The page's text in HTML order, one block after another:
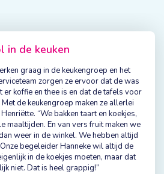
in de keuken
graag in de keukengroep en het
zorgen ze ervoor dat de was
koffie en thee is en dat de tafels voor
de keukengroep maken ze allerlei
“We bakken taart en koekjes,
maaltijden. En van vers fruit maken we
weer in de winkel. We hebben altijd
begeleider Hanneke wil altijd de
in de koekjes moeten, maar dat
niet. Dat is heel grappig!”